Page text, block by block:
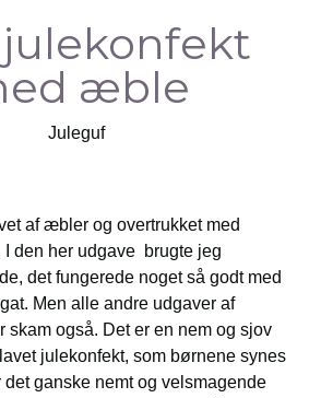
julekonfekt
æble
Juleguf
af æbler og overtrukket med
I den her udgave brugte jeg
det fungerede noget så godt med
Men alle andre udgaver af
skam også. Det er en nem og sjov
julekonfekt, som børnene synes
det ganske nemt og velsmagende